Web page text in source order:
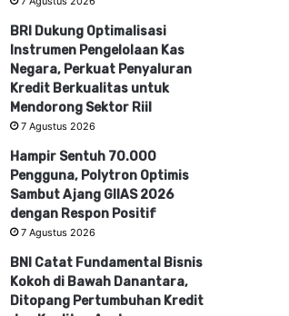
BRI Dukung Optimalisasi
Instrumen Pengelolaan Kas
Negara, Perkuat Penyaluran
Kredit Berkualitas untuk
Mendorong Sektor Riil
7 Agustus 2026
Hampir Sentuh 70.000
Pengguna, Polytron Optimis
Sambut Ajang GIIAS 2026
dengan Respon Positif
7 Agustus 2026
BNI Catat Fundamental Bisnis
Kokoh di Bawah Danantara,
Ditopang Pertumbuhan Kredit